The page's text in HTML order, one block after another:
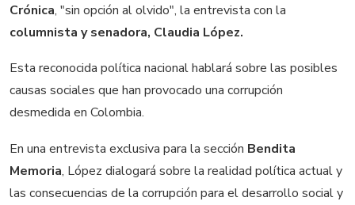
Crónica, "sin opción al olvido", la entrevista con la
columnista y senadora, Claudia López.
Esta reconocida política nacional hablará sobre las posibles
causas sociales que han provocado una corrupción
desmedida en Colombia.
En una entrevista exclusiva para la sección Bendita
Memoria, López dialogará sobre la realidad política actual y
las consecuencias de la corrupción para el desarrollo social y